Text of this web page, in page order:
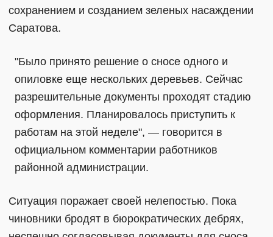
сохранением и созданием зеленых насаждении
Саратова.
"Было принято решение о сносе одного и
опиловке еще нескольких деревьев. Сейчас
разрешительные документы проходят стадию
оформления. Планировалось приступить к
работам на этой неделе", — говорится в
официальном комментарии работников
районной администрации.
Ситуация поражает своей нелепостью. Пока
чиновники бродят в бюрократических дебрях,